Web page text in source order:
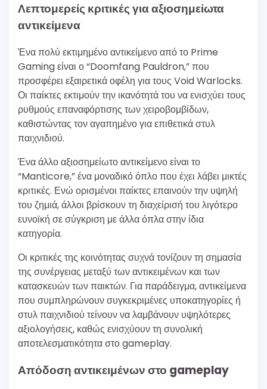
Λεπτομερείς κριτικές για αξιοσημείωτα
αντικείμενα
Ένα πολύ εκτιμημένο αντικείμενο από το Prime
Gaming είναι ο “Doomfang Pauldron,” που
προσφέρει εξαιρετικά οφέλη για τους Void Warlocks.
Οι παίκτες εκτιμούν την ικανότητά του να ενισχύει τους
ρυθμούς επαναφόρτισης των χειροβομβίδων,
καθιστώντας τον αγαπημένο για επιθετικά στυλ
παιχνιδιού.
Ένα άλλο αξιοσημείωτο αντικείμενο είναι το
“Manticore,” ένα μοναδικό όπλο που έχει λάβει μικτές
κριτικές. Ενώ ορισμένοι παίκτες επαινούν την υψηλή
του ζημιά, άλλοι βρίσκουν τη διαχείρισή του λιγότερο
ευνοϊκή σε σύγκριση με άλλα όπλα στην ίδια
κατηγορία.
Οι κριτικές της κοινότητας συχνά τονίζουν τη σημασία
της συνέργειας μεταξύ των αντικειμένων και των
κατασκευών των παικτών. Για παράδειγμα, αντικείμενα
που συμπληρώνουν συγκεκριμένες υποκατηγορίες ή
στυλ παιχνιδιού τείνουν να λαμβάνουν υψηλότερες
αξιολογήσεις, καθώς ενισχύουν τη συνολική
αποτελεσματικότητα στο gameplay.
Απόδοση αντικειμένων στο gameplay